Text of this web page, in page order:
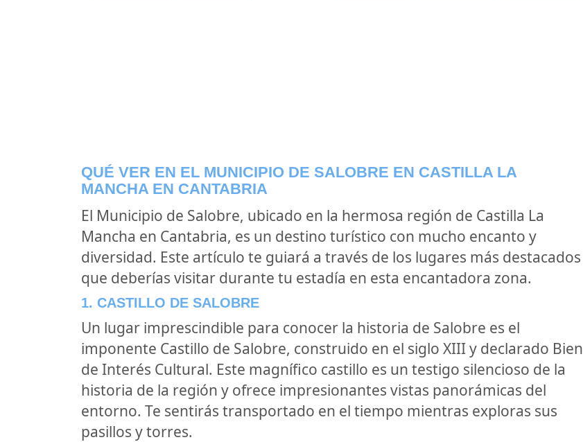
QUÉ VER EN EL MUNICIPIO DE SALOBRE EN CASTILLA LA
MANCHA EN CANTABRIA
El Municipio de Salobre, ubicado en la hermosa región de Castilla La
Mancha en Cantabria, es un destino turístico con mucho encanto y
diversidad. Este artículo te guiará a través de los lugares más destacados
que deberías visitar durante tu estadía en esta encantadora zona.
1. CASTILLO DE SALOBRE
Un lugar imprescindible para conocer la historia de Salobre es el
imponente Castillo de Salobre, construido en el siglo XIII y declarado Bien
de Interés Cultural. Este magnífico castillo es un testigo silencioso de la
historia de la región y ofrece impresionantes vistas panorámicas del
entorno. Te sentirás transportado en el tiempo mientras exploras sus
pasillos y torres.